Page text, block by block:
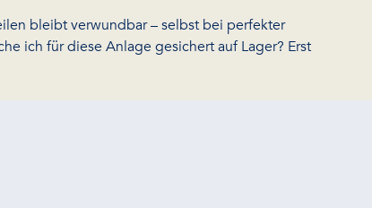
bleibt verwundbar – selbst bei perfekter
ich für diese Anlage gesichert auf Lager? Erst